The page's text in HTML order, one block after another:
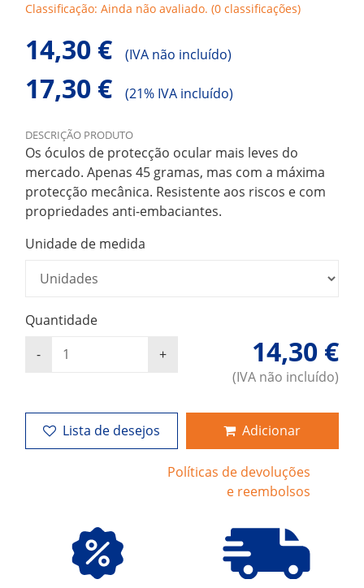
Classificação: Ainda não avaliado. (0 classificações)
14,30 € (IVA não incluído)
17,30 € (21% IVA incluído)
DESCRIÇÃO PRODUTO
Os óculos de protecção ocular mais leves do
mercado. Apenas 45 gramas, mas com a máxima
protecção mecânica. Resistente aos riscos e com
propriedades anti-embaciantes.
Unidade de medida
Quantidade
14,30 €
(IVA não incluído)
Lista de desejos Adicionar
Políticas de devoluções
e reembolsos